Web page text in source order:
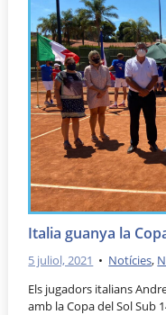
Italia guanya la
5 juliol, 2021 • Notícies,
Els jugadors italians
amb la Copa del Sol Sub